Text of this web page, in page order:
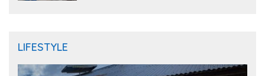
LIFESTYLE